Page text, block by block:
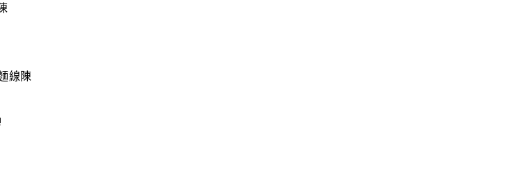
線陳